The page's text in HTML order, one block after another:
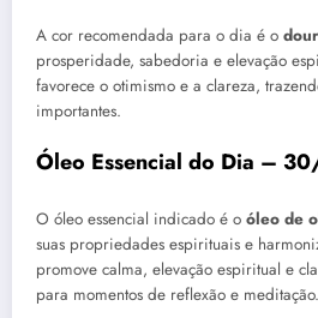
A cor recomendada para o dia é o
prosperidade, sabedoria e elevação
favorece o otimismo e a clareza,
importantes.
Óleo Essencial do Dia –
O óleo essencial indicado é o óleo de
suas propriedades espirituais e
promove calma, elevação espiritual e
para momentos de reflexão e meditação.